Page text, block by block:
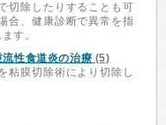
切除したりすることも可
合、健康診断で異常を指
す。
性食道炎の治療 (5)
粘膜切除術により切除し